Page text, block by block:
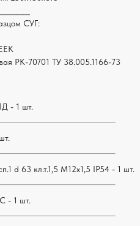
СУГ:
РК-70701 ТУ 38.005.1166-73
- 1 шт.
d 63 кл.т.1,5 М12х1,5 IP54 - 1 шт.
- 1 шт.